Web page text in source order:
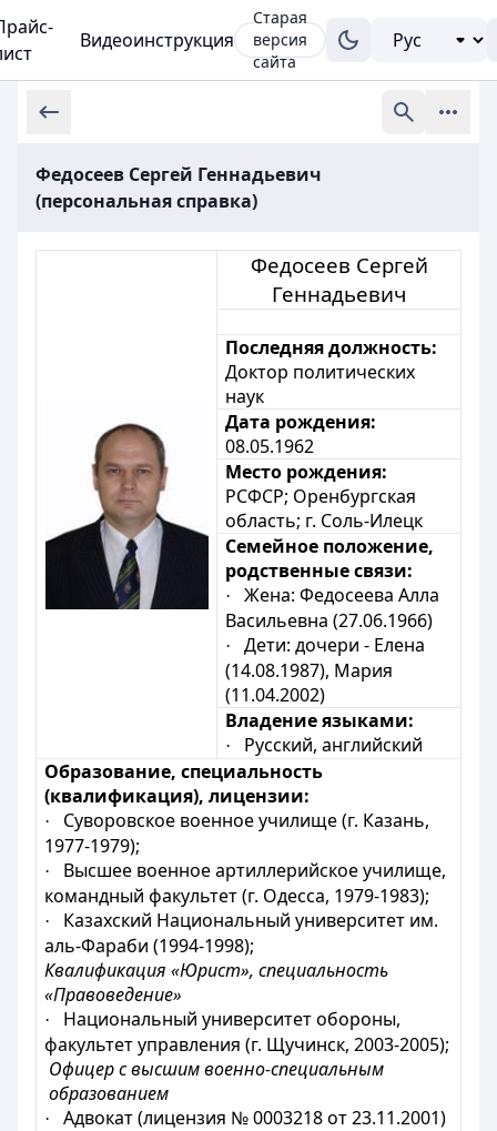
Видеоинструкция
Старая
версия
сайта
Федосеев Сергей Геннадьевич
(персональная справка)
Федосеев Сергей
Геннадьевич
Последняя должность:
Доктор политических
наук
Дата рождения:
08.05.1962
Место рождения:
РСФСР; Оренбургская
область; г. Соль-Илецк
Семейное положение,
родственные связи:
·
Жена: Федосеева Алла
Васильевна (27.06.1966)
·
Дети: дочери - Елена
(14.08.1987), Мария
(11.04.2002)
Владение языками:
·
Русский, английский
Образование, специальность
(квалификация), лицензии:
·
Суворовское военное училище (г. Казань,
1977-1979);
·
Высшее военное артиллерийское училище,
командный факультет (г. Одесса, 1979-1983);
·
Казахский Национальный университет им.
аль-Фараби (1994-1998);
Квалификация «Юрист», специальность
«Правоведение»
·
Национальный университет обороны,
факультет управления (г. Щучинск, 2003-2005);
Офицер с высшим военно-специальным
образованием
·
Адвокат (лицензия № 0003218 от 23.11.2001)